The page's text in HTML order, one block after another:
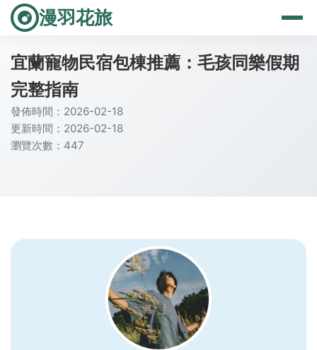
漫羽花旅
宜蘭寵物民宿包棟推薦：毛孩同樂假期
完整指南
發佈時間：2026-02-18
更新時間：2026-02-18
瀏覽次數：447